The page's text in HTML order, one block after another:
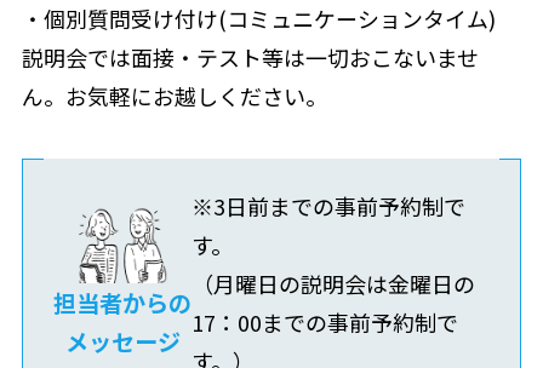
・個別質問受け付け(コミュニケーションタイム)
説明会では面接・テスト等は一切おこないませ
ん。お気軽にお越しください。
担当者からの
メッセージ
※3日前までの事前予約制で
す。
（月曜日の説明会は金曜日の
17：00までの事前予約制で
す。）